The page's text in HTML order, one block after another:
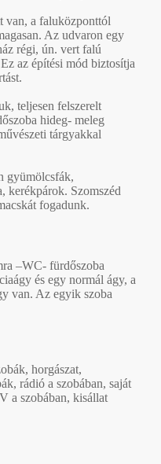
van, a faluközponttól
Az udvaron egy
régi, ún. vert falú
az építési mód biztosítja
teljesen felszerelt
hideg- meleg
tárgyakkal
gyümölcsfák,
kerékpárok. Szomszéd
fogadunk.
–WC- fürdőszoba
és egy normál ágy, a
van. Az egyik szoba
horgászat,
rádió a szobában, saját
a szobában, kisállat